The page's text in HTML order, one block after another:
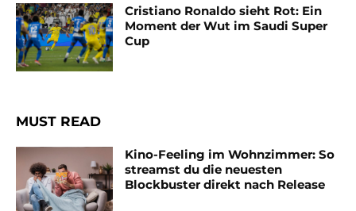
Cristiano Ronaldo sieht Rot: Ein
Moment der Wut im Saudi Super
Cup
MUST READ
Kino-Feeling im Wohnzimmer: So
streamst du die neuesten
Blockbuster direkt nach Release